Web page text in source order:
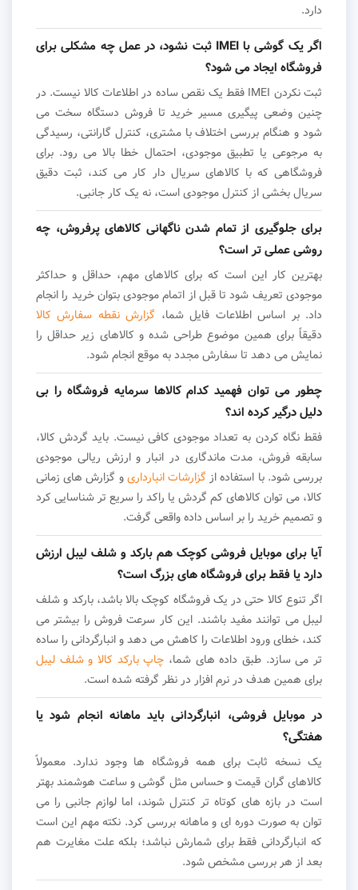
دارد.
اگر یک گوشی با IMEI ثبت نشود، در عمل چه مشکلی برای
فروشگاه ایجاد می شود؟
ثبت نکردن IMEI فقط یک نقص ساده در اطلاعات کالا نیست. در
چنین وضعی پیگیری مسیر خرید تا فروش دستگاه سخت می
شود و هنگام بررسی اختلاف با مشتری، کنترل گارانتی، رسیدگی
به مرجوعی یا تطبیق موجودی، احتمال خطا بالا می رود. برای
فروشگاهی که با کالاهای سریال دار کار می کند، ثبت دقیق
سریال بخشی از کنترل موجودی است، نه یک کار جانبی.
برای جلوگیری از تمام شدن ناگهانی کالاهای پرفروش، چه
روشی عملی تر است؟
بهترین کار این است که برای کالاهای مهم، حداقل و حداکثر
موجودی تعریف شود تا قبل از اتمام موجودی بتوان خرید را انجام
داد. بر اساس اطلاعات فایل شما، گزارش نقطه سفارش کالا
دقیقاً برای همین موضوع طراحی شده و کالاهای زیر حداقل را
نمایش می دهد تا سفارش مجدد به موقع انجام شود.
چطور می توان فهمید کدام کالاها سرمایه فروشگاه را بی
دلیل درگیر کرده اند؟
فقط نگاه کردن به تعداد موجودی کافی نیست. باید گردش کالا،
سابقه فروش، مدت ماندگاری در انبار و ارزش ریالی موجودی
بررسی شود. با استفاده از گزارشات انبارداریو گزارش های زمانی
کالا، می توان کالاهای کم گردش یا راکد را سریع تر شناسایی کرد
و تصمیم خرید را بر اساس داده واقعی گرفت.
آیا برای موبایل فروشی کوچک هم بارکد و شلف لیبل ارزش
دارد یا فقط برای فروشگاه های بزرگ است؟
اگر تنوع کالا حتی در یک فروشگاه کوچک بالا باشد، بارکد و شلف
لیبل می توانند مفید باشند. این کار سرعت فروش را بیشتر می
کند، خطای ورود اطلاعات را کاهش می دهد و انبارگردانی را ساده
تر می سازد. طبق داده های شما، چاپ بارکد کالا و شلف لیبل
برای همین هدف در نرم افزار در نظر گرفته شده است.
در موبایل فروشی، انبارگردانی باید ماهانه انجام شود یا
هفتگی؟
یک نسخه ثابت برای همه فروشگاه ها وجود ندارد. معمولاً
کالاهای گران قیمت و حساس مثل گوشی و ساعت هوشمند بهتر
است در بازه های کوتاه تر کنترل شوند، اما لوازم جانبی را می
توان به صورت دوره ای و ماهانه بررسی کرد. نکته مهم این است
که انبارگردانی فقط برای شمارش نباشد؛ بلکه علت مغایرت هم
بعد از هر بررسی مشخص شود.